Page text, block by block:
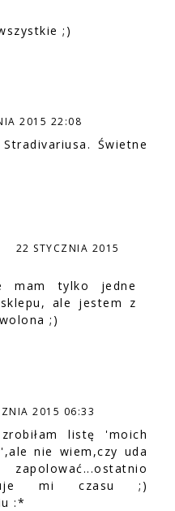
;)
2015 22:08
Świetne
22 STYCZNIA 2015
mam tylko jedne
ale jestem z
;)
2015 06:33
listę 'moich
nie wiem,czy uda
mi czasu ;)
:*